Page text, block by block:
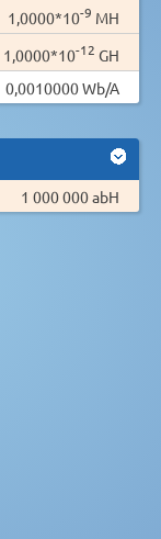
1,0000*10-9 MH
1,0000*10-12 GH
0,0010000 Wb/A
1 000 000 abH